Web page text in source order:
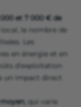
000 et 7 000 € de
le nombre de
Les
en énergie et en
d’exploitation
un impact direct
, qui varie